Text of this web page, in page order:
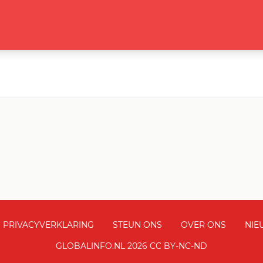
PRIVACYVERKLARING STEUN ONS OVER ONS
GLOBALINFO.NL 2026 CC BY-NC-ND